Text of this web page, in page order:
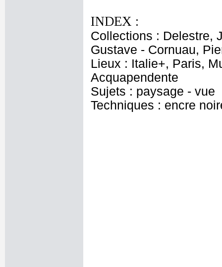
INDEX :
Collections : Delestre,
Gustave - Cornuau,
Lieux : Italie+, Paris,
Acquapendente
Sujets : paysage - vue
Techniques : encre